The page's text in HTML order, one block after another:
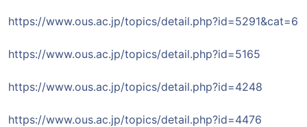
https://www.ous.ac.jp/topics/detail.php?id=5291&cat=6
https://www.ous.ac.jp/topics/detail.php?id=5165
https://www.ous.ac.jp/topics/detail.php?id=4248
https://www.ous.ac.jp/topics/detail.php?id=4476